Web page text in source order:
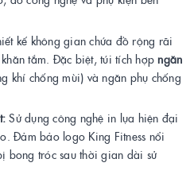
kế không gian chứa đồ rộng rãi
tắm. Đặc biệt, túi tích hợpngăn
khí chống mùi) và ngăn phụ chống
Sử dụng công nghệ in lụa hiện đại
Đảm bảo logo King Fitness nổi
bong tróc sau thời gian dài sử